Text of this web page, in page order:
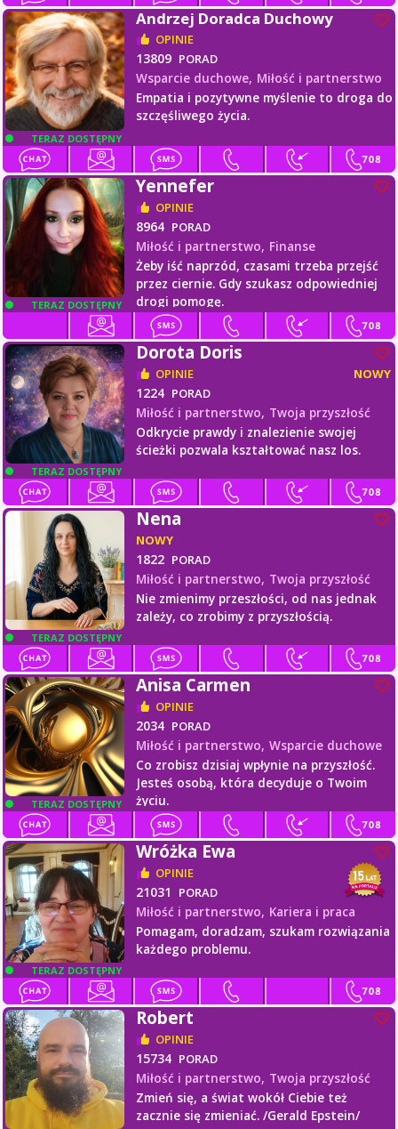
TERAZ DOSTĘPNY
Andrzej Doradca Duchowy
OPINIE
13809 PORAD
Wsparcie duchowe, Miłość i partnerstwo
Empatia i pozytywne myślenie to droga do
szczęśliwego życia.
TERAZ DOSTĘPNY
Yennefer
OPINIE
8964 PORAD
Miłość i partnerstwo, Finanse
Żeby iść naprzód, czasami trzeba przejść
przez ciernie. Gdy szukasz odpowiedniej
drogi pomogę.
TERAZ DOSTĘPNY
Dorota Doris
OPINIE NOWY
1224 PORAD
Miłość i partnerstwo, Twoja przyszłość
Odkrycie prawdy i znalezienie swojej
ścieżki pozwala kształtować nasz los.
TERAZ DOSTĘPNY
Nena
NOWY
1822 PORAD
Miłość i partnerstwo, Twoja przyszłość
Nie zmienimy przeszłości, od nas jednak
zależy, co zrobimy z przyszłością.
TERAZ DOSTĘPNY
Anisa Carmen
OPINIE
2034 PORAD
Miłość i partnerstwo, Wsparcie duchowe
Co zrobisz dzisiaj wpłynie na przyszłość.
Jesteś osobą, która decyduje o Twoim
życiu.
TERAZ DOSTĘPNY
Wróżka Ewa
OPINIE
21031 PORAD
Miłość i partnerstwo, Kariera i praca
Pomagam, doradzam, szukam rozwiązania
każdego problemu.
Robert
OPINIE
15734 PORAD
Miłość i partnerstwo, Twoja przyszłość
Zmień się, a świat wokół Ciebie też
zacznie się zmieniać. /Gerald Epstein/